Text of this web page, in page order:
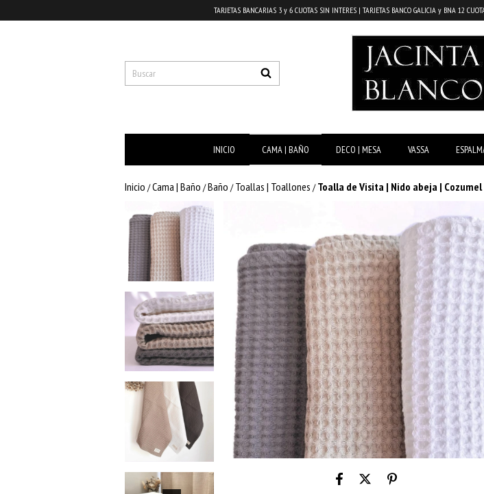
TARJETAS BANCARIAS 3 y 6 CUOTAS SIN INTERES | TARJETAS BANCO GALICIA y BNA 12
INICIO CAMA | BAÑO DECO | MESA VASSA
Inicio /Cama | Baño /Baño / Toallas | Toallones / Toalla de Visita | Nido abeja | Cozumel